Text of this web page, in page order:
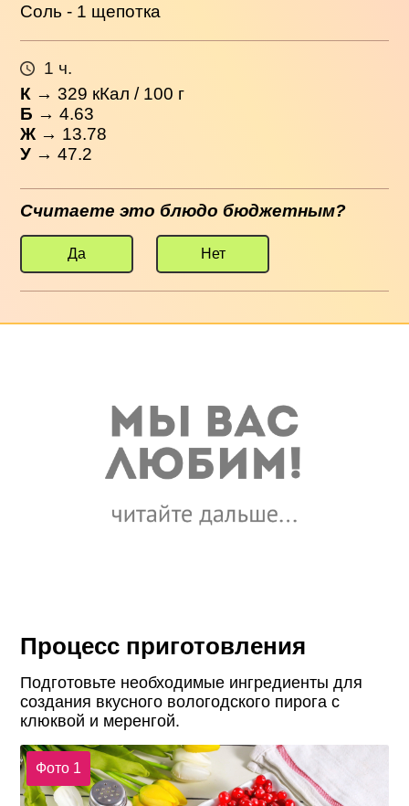
Соль - 1 щепотка
1 ч.
К →329 кКал / 100 г
Б → 4.63
Ж → 13.78
У → 47.2
Считаете это блюдо бюджетным?
Да Нет
Процесс приготовления
Подготовьте необходимые ингредиенты для
создания вкусного вологодского пирога с
клюквой и меренгой.
Фото 1